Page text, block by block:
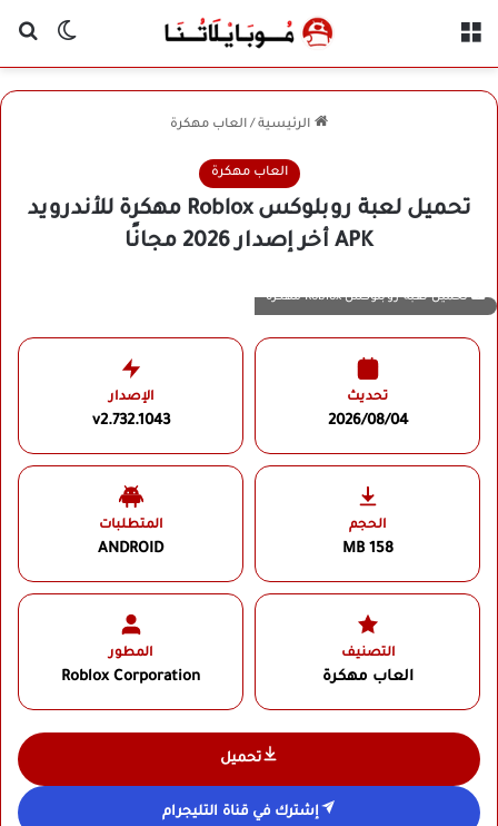
الوضع
الرئيسية / العاب مهكرة
العاب مهكرة
تحميل لعبة روبلوكس Roblox مهكرة للأندرويد
APK أخر إصدار 2026 مجانًا
تحميل لعبة روبلوكس Roblox مهكرة
تحديث
2026/08/04
الإصدار
v2.732.1043
الحجم
158 MB
المتطلبات
ANDROID
التصنيف
العاب مهكرة
المطور
Roblox Corporation‏
تحميل
إشترك في قناة التليجرام